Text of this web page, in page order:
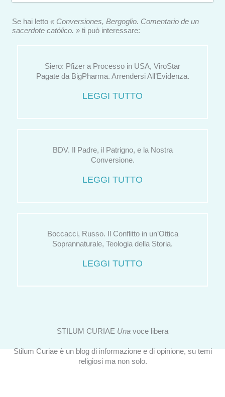
Se hai letto « Conversiones, Bergoglio. Comentario de un
sacerdote católico. » ti può interessare:
Siero: Pfizer a Processo in USA, ViroStar
Pagate da BigPharma. Arrendersi All’Evidenza.
LEGGI TUTTO
BDV. Il Padre, il Patrigno, e la Nostra
Conversione.
LEGGI TUTTO
Boccacci, Russo. Il Conflitto in un’Ottica
Soprannaturale, Teologia della Storia.
LEGGI TUTTO
STILUM CURIAE Una voce libera
Stilum Curiae è un blog di informazione e di opinione, su temi
religiosi ma non solo.